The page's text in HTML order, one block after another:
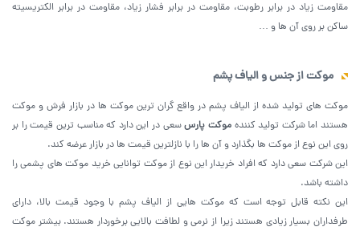
مقاومت زیاد در برابر رطوبت، مقاومت در برابر فشار زیاد، مقاومت در برابر الکتریسیته
ساکن بر روی آن ها و …
موکت از جنس و الیاف پشم
موکت های تولید شده از الیاف پشم در واقع گران ترین موکت ها در بازار فرش و موکت
هستند اما شرکت تولید کنندهموکت پارسسعی در این دارد که مناسب ترین قیمت را بر
روی این نوع از موکت ها بگذارد و آن ها را با نازلترین قیمت ها در بازار عرضه کند.
این شرکت سعی دارد که افراد خریدار این نوع از موکت توانایی خرید موکت های پشمی را
داشته باشد.
این نکته قابل توجه است که موکت هایی از الیاف پشم با وجود قیمت بالا، دارای
طرفداران بسیار زیادی هستند زیرا از نرمی و لطافت بالایی برخوردار هستند. بیشتر موکت